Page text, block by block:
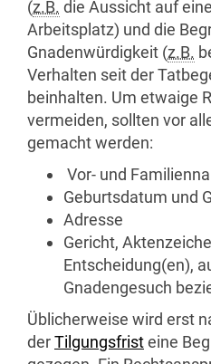
(z.B. die Aussicht auf
Arbeitsplatz) und die
Gnadenwürdigkeit (z.B.
Verhalten seit der
beinhalten. Um etwaige
vermeiden, sollten vor
gemacht werden:
Vor- und
Geburtsdatum und
Adresse
Gericht,
Entscheidung(en),
Gnadengesuch
Üblicherweise wird erst
derTilgungsfristeine